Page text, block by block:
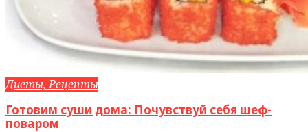
Диеты, Рецепты
Готовим суши дома: Почувствуй себя шеф-
поваром